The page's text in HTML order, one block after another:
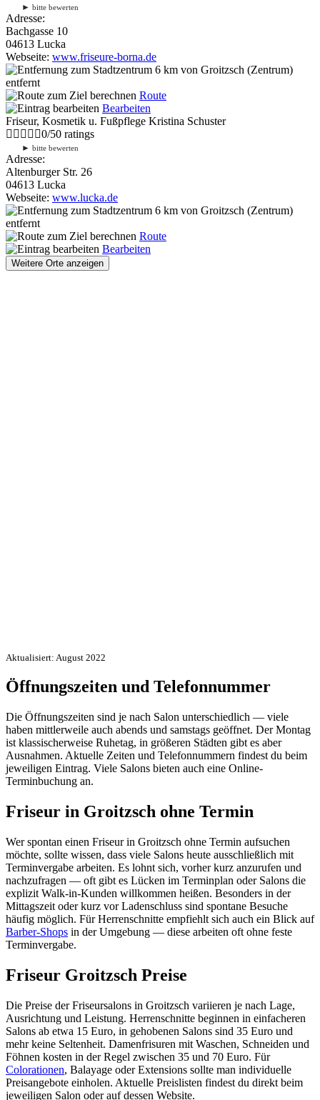
► bitte bewerten
Adresse:
Bachgasse 10
04613 Lucka
Webseite: www.friseure-borna.de
6 km von Groitzsch (Zentrum)
entfernt
Route
Bearbeiten
Friseur, Kosmetik u. Fußpflege Kristina Schuster
0/50 ratings
► bitte bewerten
Adresse:
Altenburger Str. 26
04613 Lucka
Webseite: www.lucka.de
6 km von Groitzsch (Zentrum)
entfernt
Route
Bearbeiten
Weitere Orte anzeigen
Aktualisiert: August 2022
Öffnungszeiten und Telefonnummer
Die Öffnungszeiten sind je nach Salon unterschiedlich — viele
haben mittlerweile auch abends und samstags geöffnet. Der Montag
ist klassischerweise Ruhetag, in größeren Städten gibt es aber
Ausnahmen. Aktuelle Zeiten und Telefonnummern findest du beim
jeweiligen Eintrag. Viele Salons bieten auch eine Online-
Terminbuchung an.
Friseur in Groitzsch ohne Termin
Wer spontan einen Friseur in Groitzsch ohne Termin aufsuchen
möchte, sollte wissen, dass viele Salons heute ausschließlich mit
Terminvergabe arbeiten. Es lohnt sich, vorher kurz anzurufen und
nachzufragen — oft gibt es Lücken im Terminplan oder Salons die
explizit Walk-in-Kunden willkommen heißen. Besonders in der
Mittagszeit oder kurz vor Ladenschluss sind spontane Besuche
häufig möglich. Für Herrenschnitte empfiehlt sich auch ein Blick auf
Barber-Shops in der Umgebung — diese arbeiten oft ohne feste
Terminvergabe.
Friseur Groitzsch Preise
Die Preise der Friseursalons in Groitzsch variieren je nach Lage,
Ausrichtung und Leistung. Herrenschnitte beginnen in einfacheren
Salons ab etwa 15 Euro, in gehobenen Salons sind 35 Euro und
mehr keine Seltenheit. Damenfrisuren mit Waschen, Schneiden und
Föhnen kosten in der Regel zwischen 35 und 70 Euro. Für
Colorationen, Balayage oder Extensions sollte man individuelle
Preisangebote einholen. Aktuelle Preislisten findest du direkt beim
jeweiligen Salon oder auf dessen Website.